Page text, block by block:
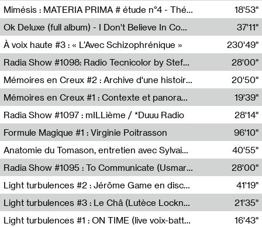
TEAFM
Mimésis : MATERIA PRIMA # étude n°4 - Théâtre de l’Aquarium
Francesco Russo,Scuola della Crisi
18'53"
Ok Deluxe (full album) - I Don't Believe In Computing
37'11"
À voix haute #3 : « L’Avec Schizophrénique »
230'49"
Radia Show #1098: Radio Tecnicolor by Stefan Nussbaumer & Georg Zichy (Radio Orange 94.0)
Radio Orange 94.0
28'00"
Mémoires en Creux #2 : Archive d'une histoire artistique
Sophie Auger-Grappin
20'50"
Mémoires en Creux #1 : Contexte et panorama
Sophie Auger-Grappin
19'39"
Radia Show #1097 : mILLième / *Duuu Radio
28'14"
Formule Magique #1 : Virginie Poitrasson
Nathalie Lacroix,Virginie Poitrasson
96'10"
Anatomie du Tomason, entretien avec Sylvain Cardonnel
Loraine Baud,Sylvain Cardonnel
40'55"
Radia Show #1095 : To Communicate (Usmaradio)
Usmaradio
28'00"
Light turbulences #2 : Jérôme Game en discussion avec Thomas Corlin
41'19"
Light turbulences #3 : Le Châ (Lutèce Lockness)
Lutèce Lockness
21'35"
Light turbulences #1 : ON TIME (live voix-batterie) avec Jérôme Game & Jean-Michel Espitallier
16'43"